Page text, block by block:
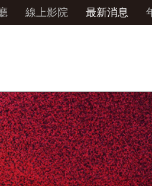
線上影院 最新消息